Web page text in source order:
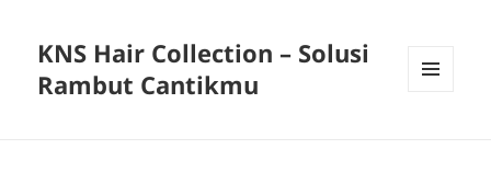
KNS Hair Collection – Solusi
Rambut Cantikmu